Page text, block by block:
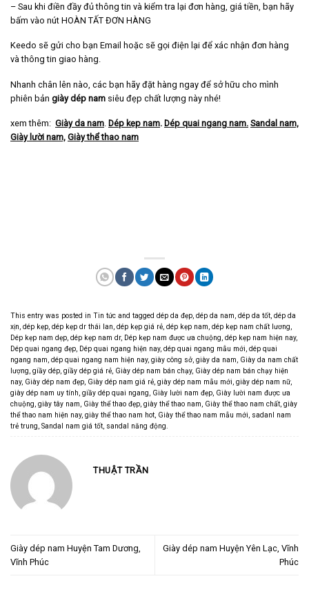
– Sau khi điền đầy đủ thông tin và kiểm tra lại đơn hàng, giá tiền, bạn hãy
bấm vào nút HOÀN TẤT ĐƠN HÀNG
Keedo sẽ gửi cho bạn Email hoặc sẽ gọi điện lại để xác nhận đơn hàng
và thông tin giao hàng.
Nhanh chân lên nào, các bạn hãy đặt hàng ngay để sở hữu cho mình
phiên bản giày dép nam siêu đẹp chất lượng này nhé!
xem thêm: Giày da nam. Dép kẹp nam. Dép quai ngang nam. Sandal nam,
Giày lười nam, Giày thể thao nam
This entry was posted in Tin tức and tagged dép da đẹp, dép da nam, dép da tốt, dép da
xịn, dép kẹp, dép kẹp dr thái lan, dép kẹp giá rẻ, dép kẹp nam, dép kẹp nam chất lương,
Dép kẹp nam dẹp, dép kẹp nam dr, Dép kẹp nam được ưa chuộng, dép kẹp nam hiện nay,
Dép quai ngang đẹp, Dép quai ngang hiện nay, dép quai ngang mẫu mới, dép quai
ngang nam, dép quai ngang nam hiện nay, giày công sở, giày da nam, Giày da nam chất
lượng, giầy dép, giầy dép giá rẻ, Giày dép nam bán chạy, Giày dép nam bán chạy hiện
nay, Giày dép nam đẹp, Giày dép nam giá rẻ, giày dép nam mẫu mới, giày dép nam nữ,
giày dép nam uy tính, giầy dép quai ngang, Giày lười nam đẹp, Giày lười nam được ưa
chuộng, giày tây nam, Giày thể thao đẹp, giày thể thao nam, Giày thể thao nam chất, giày
thể thao nam hiện nay, giày thể thao nam hot, Giày thể thao nam mẫu mới, sadanl nam
trẻ trung, Sandal nam giá tốt, sandal năng động.
THUẬT TRẦN
Giày dép nam Huyện Tam Dương,
Vĩnh Phúc
Giày dép nam Huyện Yên Lạc, Vĩnh
Phúc